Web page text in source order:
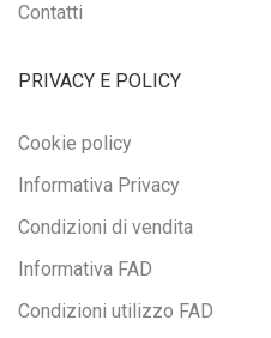
Contatti
PRIVACY E POLICY
Cookie policy
Informativa Privacy
Condizioni di vendita
Informativa FAD
Condizioni utilizzo FAD